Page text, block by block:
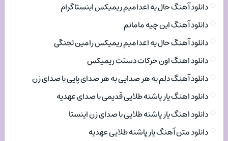
دانلود آهنگ حال یه اعدامیم ریمیکس اینستاگرام
دانلود آهنگ این چیه مامانم
دانلود آهنگ حال یه اعدامیم ریمیکس رامین تجنگی
دانلود اهنگ اون حرکات دستت ریمیکس
دانلود آهنگ دلم به هر صدایی به هر صدای پایی با صدای زن
دانلود اهنگ یار پاشنه طلایی قدیمی با صدای عهدیه
دانلود اهنگ یار پاشنه طلایی با صدای زن اینستا
دانلود متن آهنگ یار پاشنه طلایی عهدیه